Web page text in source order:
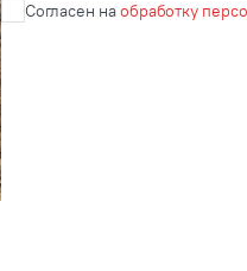
Согласен наобработку